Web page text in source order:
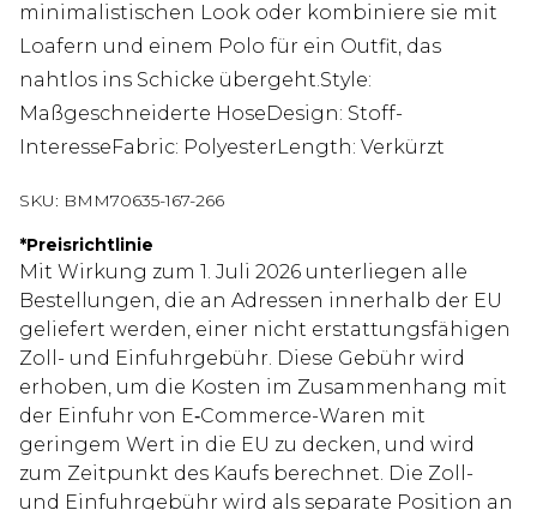
minimalistischen Look oder kombiniere sie mit
Loafern und einem Polo für ein Outfit, das
nahtlos ins Schicke übergeht.Style:
Maßgeschneiderte HoseDesign: Stoff-
InteresseFabric: PolyesterLength: Verkürzt
SKU: BMM70635-167-266
*Preisrichtlinie
Mit Wirkung zum 1. Juli 2026 unterliegen alle
Bestellungen, die an Adressen innerhalb der EU
geliefert werden, einer nicht erstattungsfähigen
Zoll- und Einfuhrgebühr. Diese Gebühr wird
erhoben, um die Kosten im Zusammenhang mit
der Einfuhr von E‑Commerce-Waren mit
geringem Wert in die EU zu decken, und wird
zum Zeitpunkt des Kaufs berechnet. Die Zoll-
und Einfuhrgebühr wird als separate Position an